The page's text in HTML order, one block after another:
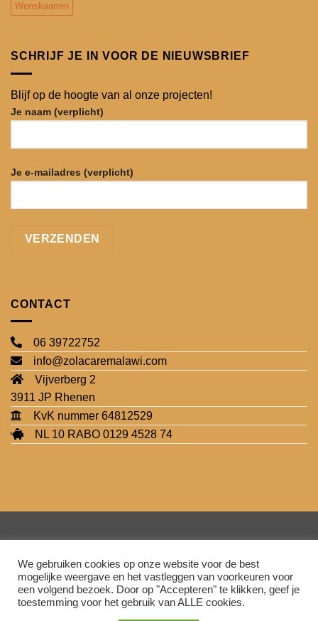
Wenskaarten
SCHRIJF JE IN VOOR DE NIEUWSBRIEF
Blijf op de hoogte van al onze projecten!
Je naam (verplicht)
Je e-mailadres (verplicht)
CONTACT
06 39722752
info@zolacaremalawi.com
Vijverberg 2
3911 JP Rhenen
KvK nummer 64812529
NL 10 RABO 0129 4528 74
IDeal Mollie
We gebruiken cookies op onze website voor de best
mogelijke weergave en het vastleggen van voorkeuren voor
een volgend bezoek. Door op "Accepteren" te klikken, geef je
toestemming voor het gebruik van ALLE cookies.